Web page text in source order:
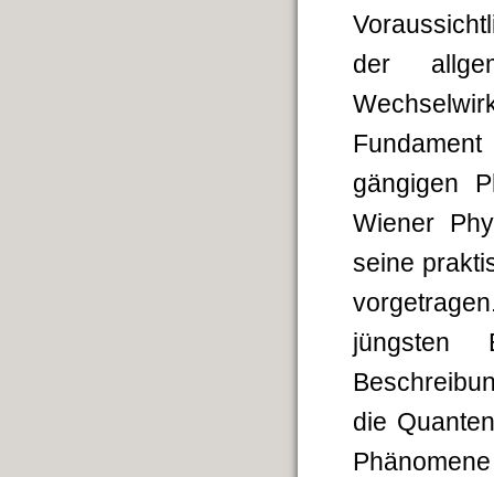
der
gängigen
Wiener
seine
jüngsten
die